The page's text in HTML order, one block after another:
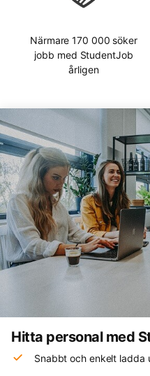
Närmare 170 000 söker
jobb med StudentJob
årligen
Hitta personal med
Snabbt och enkelt ladda